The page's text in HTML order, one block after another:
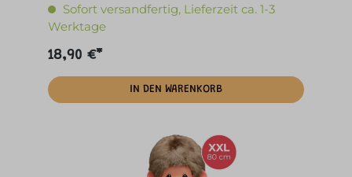
Sofort versandfertig, Lieferzeit ca. 1-3
Werktage
18,90 €*
IN DEN WARENKORB